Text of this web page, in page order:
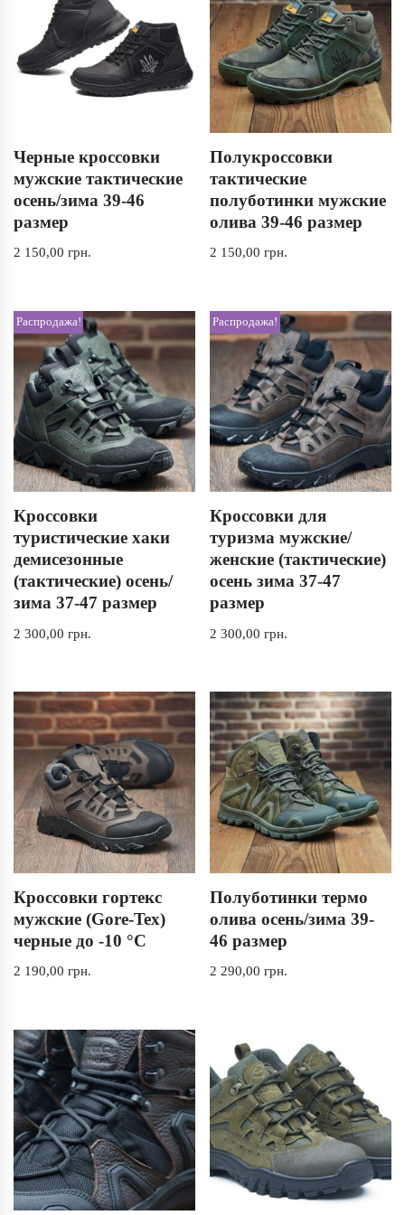
Черные кроссовки
мужские тактические
осень/зима 39-46
размер
2 150,00 грн.
Полукроссовки
тактические
полуботинки мужские
олива 39-46 размер
2 150,00грн.
Распродажа!
Кроссовки
туристические хаки
демисезонные
(тактические) осень/
зима 37-47 размер
2 300,00 грн.
Распродажа!
Кроссовки для
туризма мужские/
женские (тактические)
осень зима 37-47
размер
2 300,00грн.
Кроссовки гортекс
мужские (Gore-Tex)
черные до -10 °C
2 190,00 грн.
Полуботинки термо
олива осень/зима 39-
46 размер
2 290,00грн.